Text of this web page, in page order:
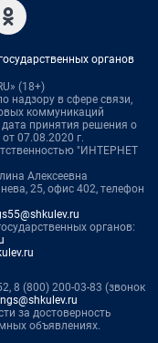
органов
(18+)
надзору в сфере связи,
коммуникаций
принятия решения о
07.08.2020 г.
"ИНТЕРНЕТ
Алексеевна
25, офис 402, телефон
органов:
8 (800) 200-03-83 (звонок
за достоверность
объявлениях.